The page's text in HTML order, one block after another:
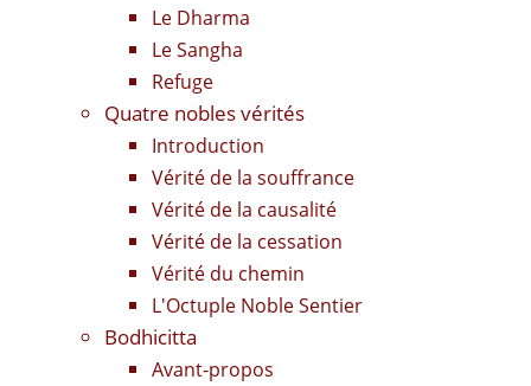
Le Dharma
Le Sangha
Refuge
Quatre nobles vérités
Introduction
Vérité de la souffrance
Vérité de la causalité
Vérité de la cessation
Vérité du chemin
L'Octuple Noble Sentier
Bodhicitta
Avant-propos